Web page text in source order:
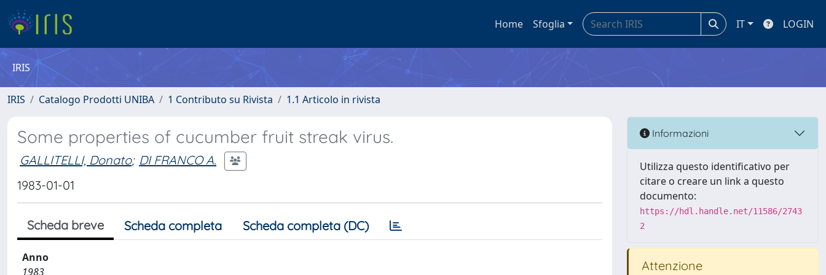
Home Sfoglia IT LOGIN
IRIS
IRIS Catalogo Prodotti UNIBA 1 Contributo su Rivista 1.1 Articolo in rivista
Some properties of cucumber fruit streak virus.
GALLITELLI, Donato; DI FRANCO A.
1983-01-01
Scheda breve Scheda completa Scheda completa (DC)
Anno
1983
Informazioni
Utilizza questo identificativo per
citare o creare un link a questo
documento:
https://hdl.handle.net/11586/2743
2
Attenzione